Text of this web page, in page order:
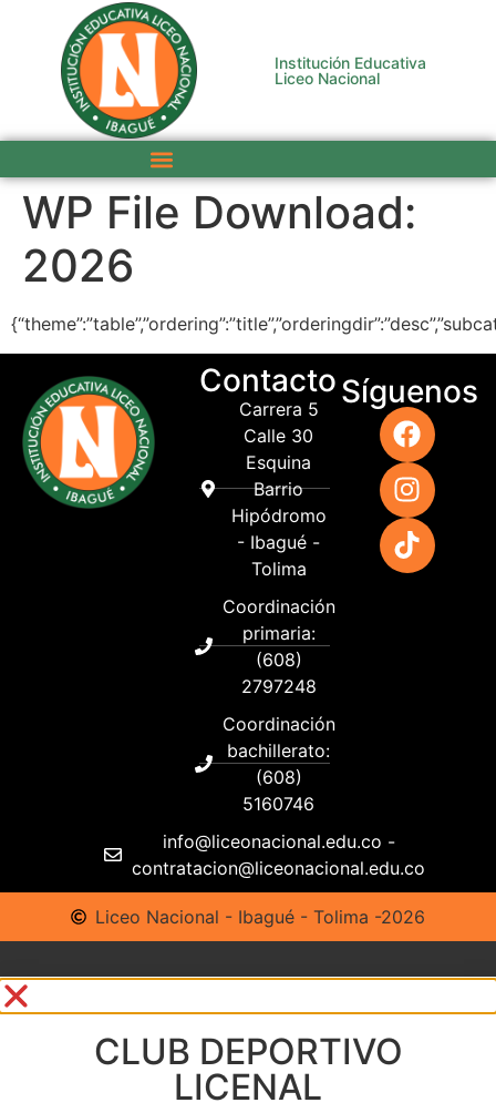
Institución Educativa
Liceo Nacional
WP File Download:
2026
Contacto
Carrera 5
Calle 30
Esquina
Barrio
Hipódromo
- Ibagué -
Tolima
Coordinación
primaria:
(608)
2797248
Coordinación
bachillerato:
(608)
5160746
info@liceonacional.edu.co -
contratacion@liceonacional.edu.co
Síguenos
Liceo Nacional - Ibagué - Tolima -2026
CLUB DEPORTIVO
LICENAL